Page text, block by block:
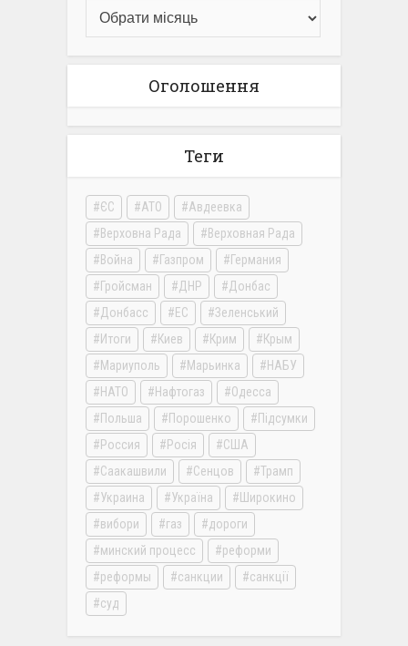
Оголошення
Теги
ЄС АТО
Авдеевка
Верховна Рада
Верховная Рада
Война
Газпром
Германия
Гройсман
ДНР
Донбас
Донбасс
ЕС
Зеленський
Итоги
Киев Крим
Крым
Мариуполь
Марьинка
НАБУ
НАТО
Нафтогаз
Одесса
Польша
Порошенко
Підсумки
Россия
Росія
США
Саакашвили
Сенцов
Трамп
Украина
Україна
Широкино
вибори
газ
дороги
минский процесс
реформи
реформы
санкции
санкції
суд